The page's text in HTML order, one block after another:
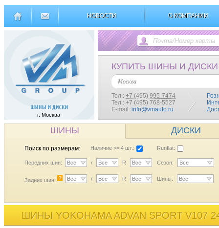
НОВОСТИ О КОМПАНИИ
г. Москва
КУПИТЬ ШИНЫ И ДИСКИ
Москва
Тел.: +7 (495) 995-7474
Тел.: +7 (495) 768-5527
E-mail: info@vmauto.ru
ШИНЫ ДИСКИ
Поиск по размерам: Наличие >= 4 шт.: Runflat:
Передних шин: Все / Все R Все Сезон: Все
Задних шин: ? Все / Все R Все Шипы: Все
ШИНЫ YOKOHAMA ADVAN SPORT V107